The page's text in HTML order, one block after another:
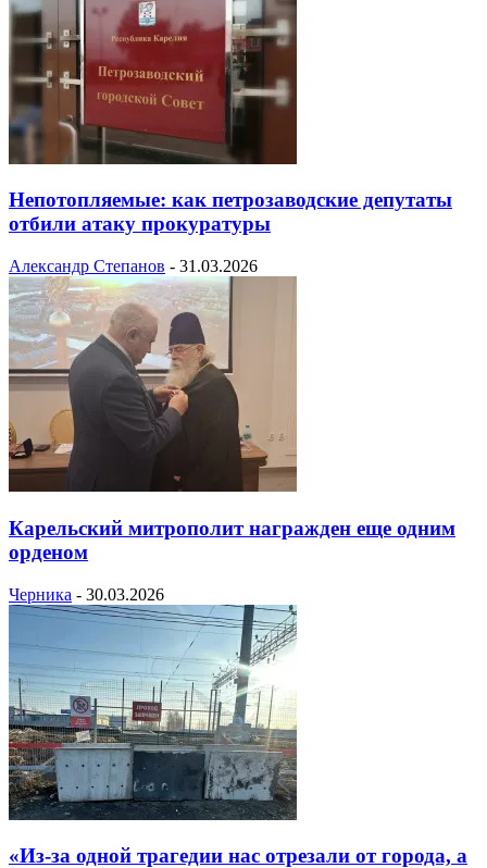
Непотопляемые: как петрозаводские депутаты
отбили атаку прокуратуры
Александр Степанов - 31.03.2026
Карельский митрополит награжден еще одним
орденом
Черника - 30.03.2026
«Из-за одной трагедии нас отрезали от города, а